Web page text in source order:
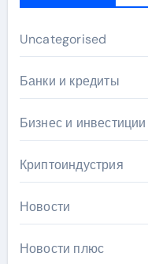
Uncategorised
Банки и кредиты
Бизнес и инвестиции
Криптоиндустрия
Новости
Новости плюс